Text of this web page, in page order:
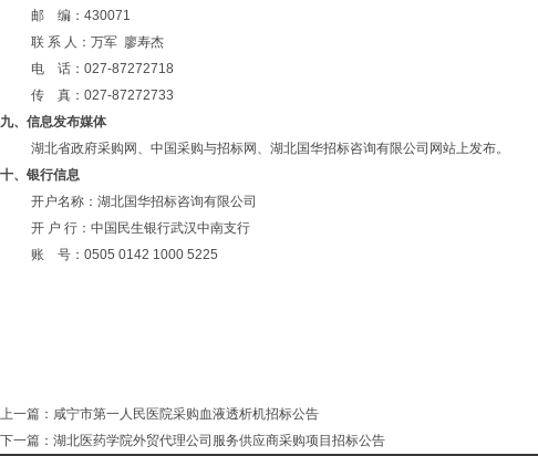
邮 编： 430071
联 系 人：万军 廖寿杰
电 话：027-87272718
传 真：027-87272733
九、信息发布媒体
湖北省政府采购网、中国采购与招标网、湖北国华招标咨询有限公司网站上发布。
十、 银行信息
开户名称：湖北国华招标咨询有限公司
开 户 行：中国民生银行武汉中南支行
账
号： 0505 0142 1000 5225
上一篇： 咸宁市第一人民医院采购血液透析机招标公告
下一篇： 湖北医药学院外贸代理公司服务供应商采购项目招标公告